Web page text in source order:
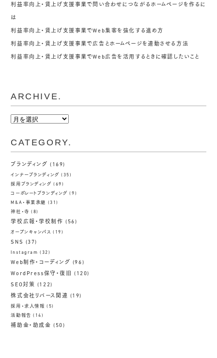
利益率向上・賃上げ支援事業で問い合わせにつながるホームページを作るに
は
利益率向上・賃上げ支援事業でWeb集客を強化する進め方
利益率向上・賃上げ支援事業で広告とホームページを連動させる方法
利益率向上・賃上げ支援事業でWeb広告を活用するときに確認したいこと
ARCHIVE.
ARCHIVE.
CATEGORY.
ブランディング (169)
インナーブランディング (35)
採用ブランディング (69)
コーポレートブランディング (9)
M&A・事業承継 (31)
神社・寺 (8)
学校広報・学校制作 (56)
オープンキャンパス (19)
SNS (37)
Instagram (32)
Web制作・コーディング (96)
WordPress保守・復旧 (120)
SEO対策 (122)
株式会社リバース関連 (19)
採用・求人情報 (5)
活動報告 (14)
補助金・助成金 (50)